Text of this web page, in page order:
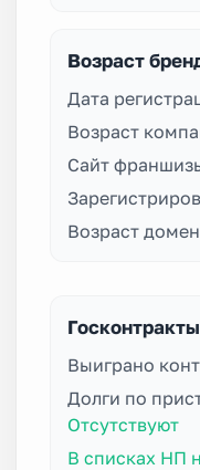
Возраст
Дата
Возраст
Сайт
Возраст
Выиграно
Долги по
Отсутствуют
В списках НП